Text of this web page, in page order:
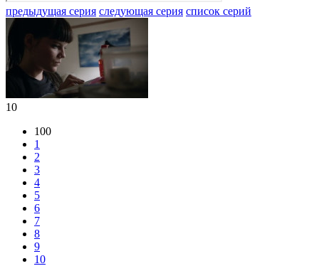
предыдущая серия следующая серия список серий
10
100
1
2
3
4
5
6
7
8
9
10